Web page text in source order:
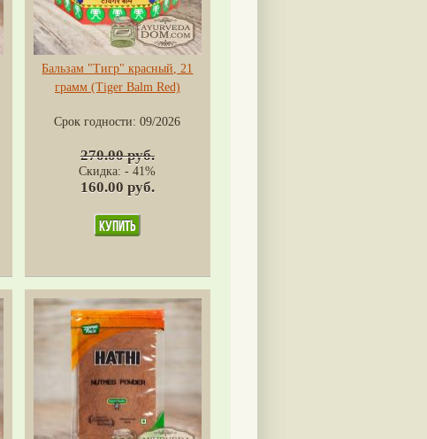
Бальзам "Тигр" красный, 21
грамм (Tiger Balm Red)
Срок годности:09/2026
270.00 руб.
Скидка: - 41%
160.00 руб.